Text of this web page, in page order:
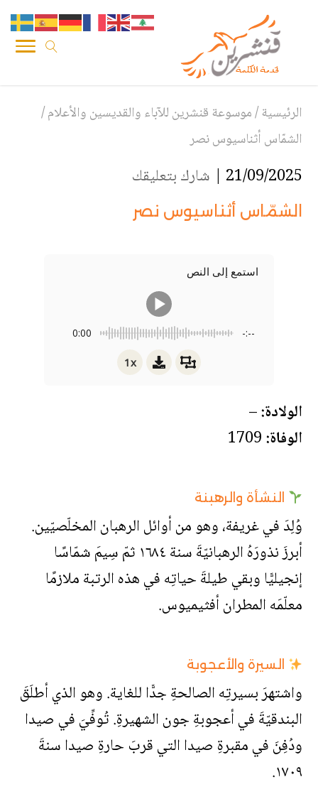
الرئيسية/موسوعة قنشرين للآباء والقديسين والأعلام/
الشمّاس أثناسيوس نصر
21/09/2025 | شارك بتعليقك
الشمّاس أثناسيوس نصر
استمع إلى النص
0:00 -:--
1x
الولادة:–
الوفاة:
النشأة والرهبنة
وُلِدَ في غريفة، وهو من أوائل الرهبان المخلّصيّين.
أبرزَ نذورَهُ الرهبانيّةَ سنة ١٦٨٤ ثمّ سِيمَ شمّاسًا
إنجيليًّا وبقي طيلةَ حياتِه في هذه الرتبة ملازمًا
معلّمَه المطران أفثيميوس.
السيرة والأعجوبة
واشتهرَ بسيرتِه الصالحةِ جدًّا للغاية. وهو الذي أطلَقَ
البندقيّةَ في أعجوبةِ جون الشهيرةِ. تُوفِّيَ في صيدا
ودُفِنَ في مقبرةِ صيدا التي قربَ حارةِ صيدا سنةَ
١٧٠٩.